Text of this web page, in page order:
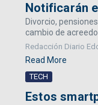
Notificarán
Divorcio,
cambio de
Redacción Diario
Read More
TECH
Estos